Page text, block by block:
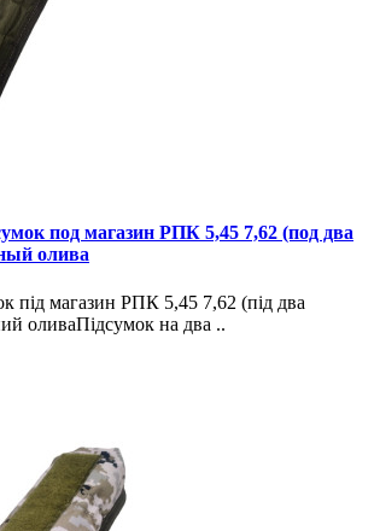
под магазин РПК 5,45 7,62 (под два
олива
під магазин РПК 5,45 7,62 (під два
оливаПідсумок на два ..